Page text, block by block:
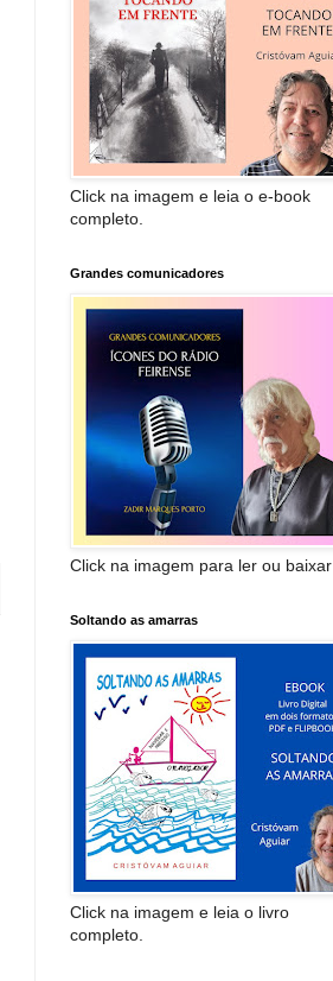
Click na imagem e leia o e-book
completo.
Grandes comunicadores
Click na imagem para ler ou baixar
Soltando as amarras
Click na imagem e leia o livro
completo.